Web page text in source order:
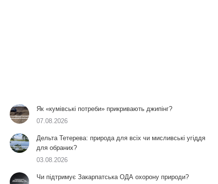
Як «кумівські потреби» прикривають джипінг?
07.08.2026
Дельта Тетерева: природа для всіх чи мисливські угіддя
для обраних?
03.08.2026
Чи підтримує Закарпатська ОДА охорону природи?